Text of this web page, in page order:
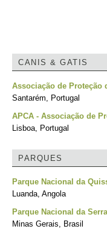
CANIS & GATIS
Associação de Proteção
Santarém, Portugal
APCA - Associação de
Lisboa, Portugal
PARQUES
Parque Nacional da
Luanda, Angola
Parque Nacional da
Minas Gerais, Brasil